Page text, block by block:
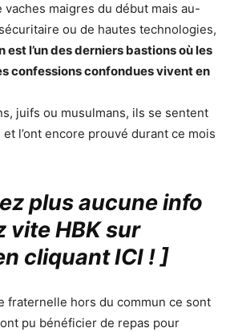
vaches maigres du début mais au-
ou de hautes technologies,
est l’un des derniers bastions où les
confessions confondues vivent en
juifs ou musulmans, ils se sentent
l’ont encore prouvé durant ce mois
plus aucune info
vite HBK sur
cliquant ICI !]
fraternelle hors du commun ce sont
pu bénéficier de repas pour